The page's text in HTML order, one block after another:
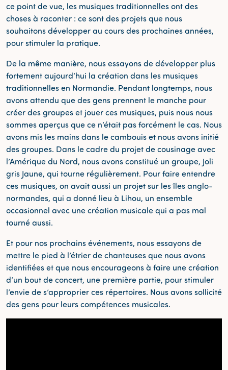
ce point de vue, les musiques traditionnelles ont des
choses à raconter : ce sont des projets que nous
souhaitons développer au cours des prochaines années,
pour stimuler la pratique.
De la même manière, nous essayons de développer plus
fortement aujourd’hui la création dans les musiques
traditionnelles en Normandie. Pendant longtemps, nous
avons attendu que des gens prennent le manche pour
créer des groupes et jouer ces musiques, puis nous nous
sommes aperçus que ce n’était pas forcément le cas. Nous
avons mis les mains dans le cambouis et nous avons initié
des groupes. Dans le cadre du projet de cousinage avec
l’Amérique du Nord, nous avons constitué un groupe, Joli
gris Jaune, qui tourne régulièrement. Pour faire entendre
ces musiques, on avait aussi un projet sur les îles anglo-
normandes, qui a donné lieu à Lihou, un ensemble
occasionnel avec une création musicale qui a pas mal
tourné aussi.
Et pour nos prochains événements, nous essayons de
mettre le pied à l’étrier de chanteuses que nous avons
identifiées et que nous encourageons à faire une création
d’un bout de concert, une première partie, pour stimuler
l’envie de s’approprier ces répertoires. Nous avons sollicité
des gens pour leurs compétences musicales.